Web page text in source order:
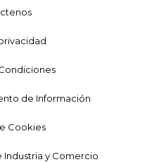
de Información
Cookies
y Comercio